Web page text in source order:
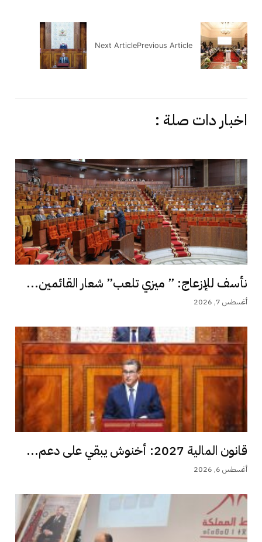
Previous Article
Next Article
اخبار دات صلة :
نأسف للإزعاج: ” ميزي تلعب” شعار القائمين...
أغسطس 7, 2026
قانون المالية 2027: أخنوش يبقي على دعم...
أغسطس 6, 2026